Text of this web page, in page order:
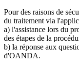
Pour des raisons de
du traitement via
a) l'assistance lors du
des étapes de la
b) la réponse aux
d'OANDA.